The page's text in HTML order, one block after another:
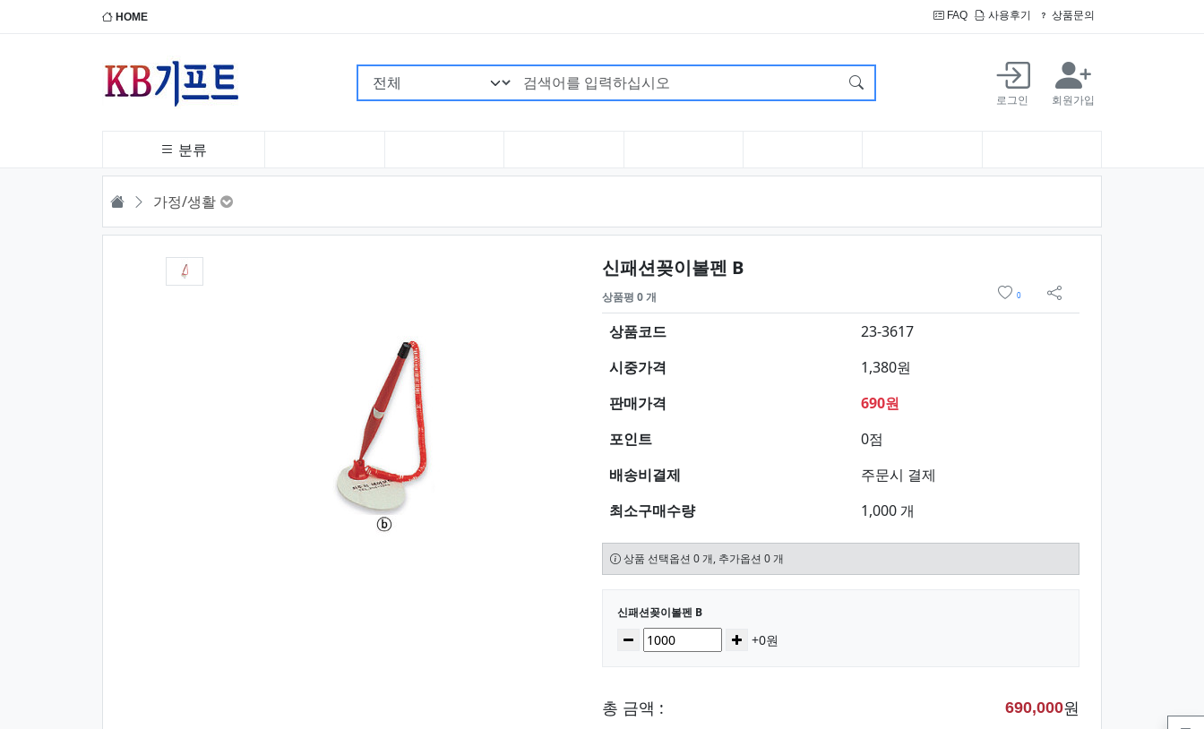
HOME FAQ 사용후기 상품문의
검색어 필수
로그인 회원가입
분류
HOME 가정/생활
신패션꽂이볼펜 B요약정보 및 구매
상품평 0 개 0
sns 공유
상품코드
23-3617
시중가격
1,380원
판매가격
690원
포인트
0점
배송비결제
주문시 결제
최소구매수량
1,000 개
상품 선택옵션 0 개, 추가옵션 0 개
선택된 옵션
신패션꽂이볼펜 B
수량감소 증가+0원
총 금액 : 690,000원